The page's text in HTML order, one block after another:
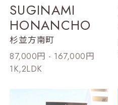
SUGINAMI
HONANCHO
杉並方南町
87,000円 - 167,000円
1K,2LDK